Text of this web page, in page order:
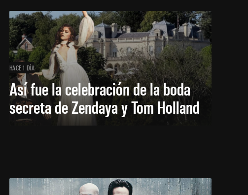
HACE 1 DÍA
Así fue la celebración de la boda
secreta de Zendaya y Tom Holland